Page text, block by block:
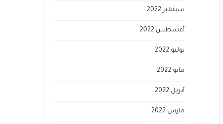
سبتمبر 2022
أغسطس 2022
يوليو 2022
مايو 2022
أبريل 2022
مارس 2022